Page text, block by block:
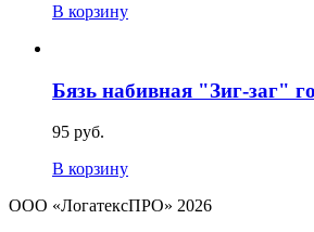
В корзину
Бязь набивная "Зиг-заг"
95 руб.
В корзину
ООО «ЛогатексПРО» 2026